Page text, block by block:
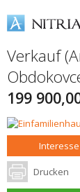
Verkauf
199
Drucken